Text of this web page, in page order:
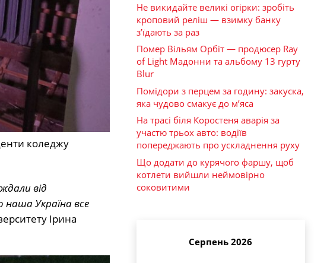
коледжу
від
наша Україна все
Ірина
Не викидайте великі огірки: зробіть
кроповий реліш — взимку банку
з’їдають за раз
Помер Вільям Орбіт — продюсер Ray
of Light Мадонни та альбому 13 гурту
Blur
Помідори з перцем за годину: закуска,
яка чудово смакує до м’яса
На трасі біля Коростеня аварія за
участю трьох авто: водіїв
попереджають про ускладнення руху
Що додати до курячого фаршу, щоб
котлети вийшли неймовірно
соковитими
Серпень 2026